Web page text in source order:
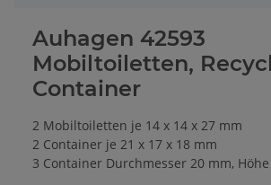
Auhagen 42593
Mobiltoiletten,
Container
2 Mobiltoiletten je 14 x 14 x 27 mm
2 Container je 21 x 17 x 18 mm
3 Container Durchmesser 20 mm,